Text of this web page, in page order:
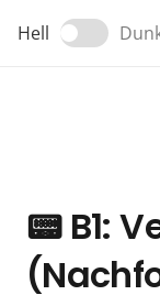
Hell
📟B1: